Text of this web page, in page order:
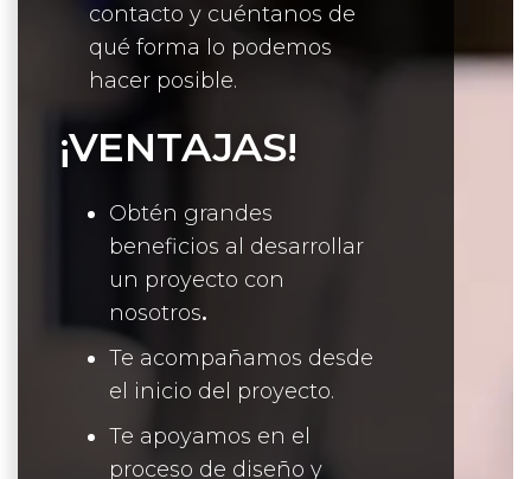
contacto y cuéntanos de
qué forma lo podemos
hacer posible.
¡VENTAJAS!
Obtén grandes
beneficios al desarrollar
un proyecto con
nosotros.
Te acompañamos desde
el inicio del proyecto.
Te apoyamos en el
proceso de diseño y